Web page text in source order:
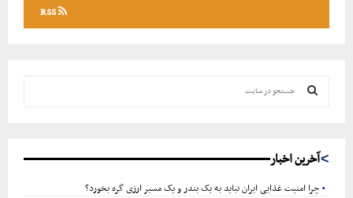
RSS
س
ت
آخرین اخبار
چرا امنیت غذایی ایران نباید به یک بندر و یک مسیر ارزی گره بخورد؟